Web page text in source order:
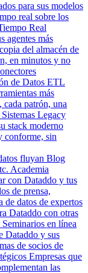
para sus modelos
real sobre los
Real
agentes más
del almacén de
en minutos y no
de Datos ETL
más
cada patrón, una
Legacy
stack moderno
conforme, sin
fluyan Blog
Academia
con Dataddo y tus
de prensa,
de datos de expertos
Dataddo con otras
Seminarios en línea
Dataddo y sus
de socios de
Empresas que
las